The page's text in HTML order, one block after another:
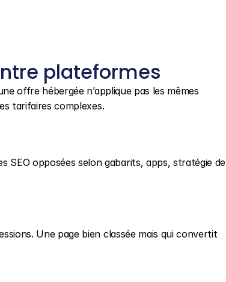
plateformes
offre hébergée n’applique pas les mêmes
tarifaires complexes.
opposées selon gabarits, apps, stratégie de
Une page bien classée mais qui convertit